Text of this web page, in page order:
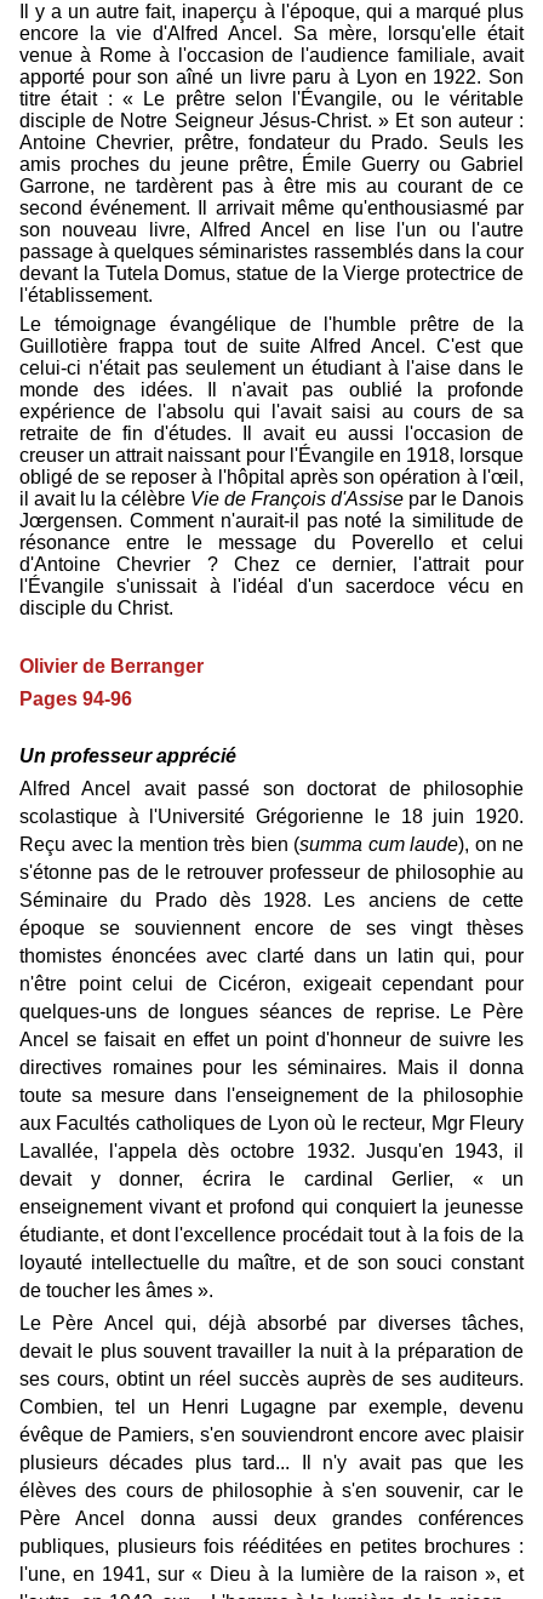
Il y a un autre fait, inaperçu à l'époque, qui a marqué plus
encore la vie d'Alfred Ancel. Sa mère, lorsqu'elle était
venue à Rome à l'occasion de l'audience familiale, avait
apporté pour son aîné un livre paru à Lyon en 1922. Son
titre était : « Le prêtre selon l'Évangile, ou le véritable
disciple de Notre Seigneur Jésus-Christ. » Et son auteur :
Antoine Chevrier, prêtre, fondateur du Prado. Seuls les
amis proches du jeune prêtre, Émile Guerry ou Gabriel
Garrone, ne tardèrent pas à être mis au courant de ce
second événement. Il arrivait même qu'enthousiasmé par
son nouveau livre, Alfred Ancel en lise l'un ou l'autre
passage à quelques séminaristes rassemblés dans la cour
devant la Tutela Domus, statue de la Vierge protectrice de
l'établissement.
Le témoignage évangélique de l'humble prêtre de la
Guillotière frappa tout de suite Alfred Ancel. C'est que
celui-ci n'était pas seulement un étudiant à l'aise dans le
monde des idées. Il n'avait pas oublié la profonde
expérience de l'absolu qui l'avait saisi au cours de sa
retraite de fin d'études. Il avait eu aussi l'occasion de
creuser un attrait naissant pour l'Évangile en 1918, lorsque
obligé de se reposer à l'hôpital après son opération à l'œil,
il avait lu la célèbre Vie de François d'Assise par le Danois
Jœrgensen. Comment n'aurait-il pas noté la similitude de
résonance entre le message du Poverello et celui
d'Antoine Chevrier ? Chez ce dernier, l'attrait pour
l'Évangile s'unissait à l'idéal d'un sacerdoce vécu en
disciple du Christ.
Olivier de Berranger
Pages 94-96
Un professeur apprécié
Alfred Ancel avait passé son doctorat de philosophie
scolastique à l'Université Grégorienne le 18 juin 1920.
Reçu avec la mention très bien (summa cum laude), on ne
s'étonne pas de le retrouver professeur de philosophie au
Séminaire du Prado dès 1928. Les anciens de cette
époque se souviennent encore de ses vingt thèses
thomistes énoncées avec clarté dans un latin qui, pour
n'être point celui de Cicéron, exigeait cependant pour
quelques-uns de longues séances de reprise. Le Père
Ancel se faisait en effet un point d'honneur de suivre les
directives romaines pour les séminaires. Mais il donna
toute sa mesure dans l'enseignement de la philosophie
aux Facultés catholiques de Lyon où le recteur, Mgr Fleury
Lavallée, l'appela dès octobre 1932. Jusqu'en 1943, il
devait y donner, écrira le cardinal Gerlier, « un
enseignement vivant et profond qui conquiert la jeunesse
étudiante, et dont l'excellence procédait tout à la fois de la
loyauté intellectuelle du maître, et de son souci constant
de toucher les âmes ».
Le Père Ancel qui, déjà absorbé par diverses tâches,
devait le plus souvent travailler la nuit à la préparation de
ses cours, obtint un réel succès auprès de ses auditeurs.
Combien, tel un Henri Lugagne par exemple, devenu
évêque de Pamiers, s'en souviendront encore avec plaisir
plusieurs décades plus tard... Il n'y avait pas que les
élèves des cours de philosophie à s'en souvenir, car le
Père Ancel donna aussi deux grandes conférences
publiques, plusieurs fois rééditées en petites brochures :
l'une, en 1941, sur « Dieu à la lumière de la raison », et